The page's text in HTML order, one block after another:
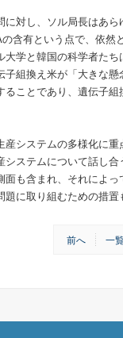
対し、ソル局長はあ
含有という点で、依然
大学と韓国の科学者た
子組換え米が「大きな
ることであり、遺伝子
システムの多様化に
システムについて話し
面も含まれ、それによ
に取り組むための措置
前へ 一